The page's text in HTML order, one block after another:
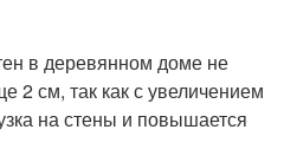
в деревянном доме не
2 см, так как с увеличением
на стены и повышается